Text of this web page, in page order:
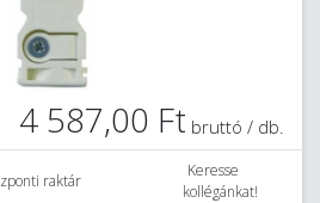
4 587,00 Ft bruttó / db.
raktár
Keresse
kollégánkat!